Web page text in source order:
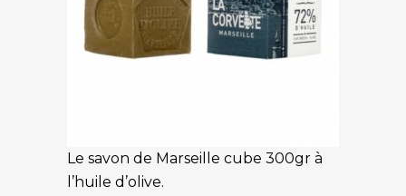
Le savon de Marseille cube 300gr à
l’huile d’olive.